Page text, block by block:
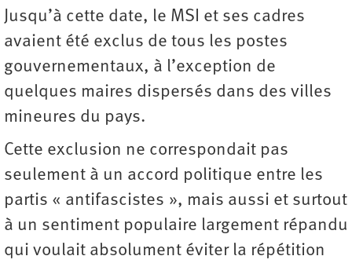
Jusqu’à cette date, le MSI et ses cadres
avaient été exclus de tous les postes
gouvernementaux, à l’exception de
quelques maires dispersés dans des villes
mineures du pays.
Cette exclusion ne correspondait pas
seulement à un accord politique entre les
partis « antifascistes », mais aussi et surtout
à un sentiment populaire largement répandu
qui voulait absolument éviter la répétition